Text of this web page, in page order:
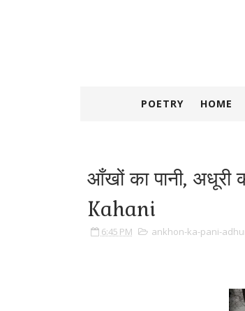
POETRY HOME
आँखों का पानी,
Kahani
6:45 PM ankhon-ka-pani-